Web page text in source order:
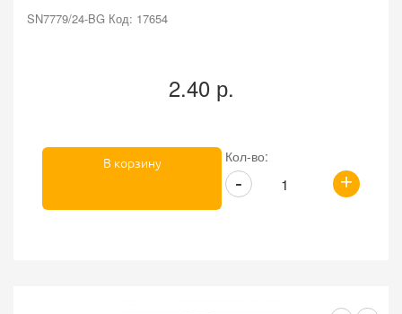
SN7779/24-BG Код: 17654
2.40 р.
Кол-во:
+
-
В корзину